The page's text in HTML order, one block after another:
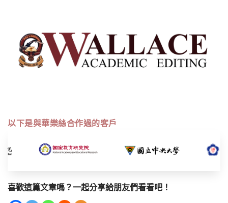
以下是與華樂絲合作過的客戶
喜歡這篇文章嗎？一起分享給朋友們看看吧！